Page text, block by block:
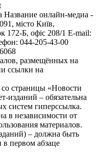
Название онлайн-медиа -
місто Київ,
Б, офіс 208/1 E-mail:
044-205-43-00
размещённых на
ссылки на
страницы «Новости
изданий – обязательна
систем гиперссылка.
в независимости от
материалов.
– должна быть
в первом абзаце